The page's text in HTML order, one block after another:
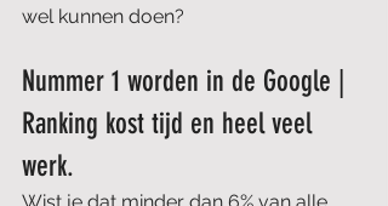
wel kunnen doen?
Nummer 1 worden in de Google |
Ranking kost tijd en heel veel
werk.